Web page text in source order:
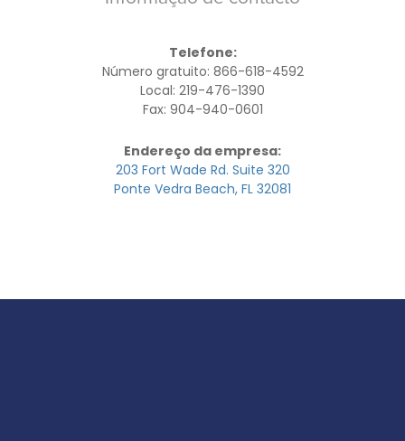
Telefone:
Número gratuito: 866-618-4592
Local: 219-476-1390
Fax: 904-940-0601
Endereço da empresa:
203 Fort Wade Rd. Suite 320
Ponte Vedra Beach, FL 32081